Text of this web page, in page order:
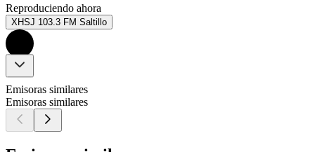
Reproduciendo ahora
XHSJ 103.3 FM Saltillo
Emisoras similares
Emisoras similares